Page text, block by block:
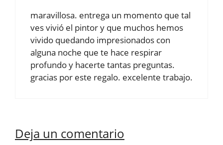
maravillosa. entrega un momento que tal
ves vivió el pintor y que muchos hemos
vivido quedando impresionados con
alguna noche que te hace respirar
profundo y hacerte tantas preguntas.
gracias por este regalo. excelente trabajo.
Deja un comentario